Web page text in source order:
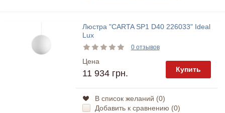
Люстра "CARTA SP1 D40 226033" Ideal
Lux
0 отзывов
Цена
11 934 грн. Купить
В список желаний (0)
Добавить к сравнению (0)